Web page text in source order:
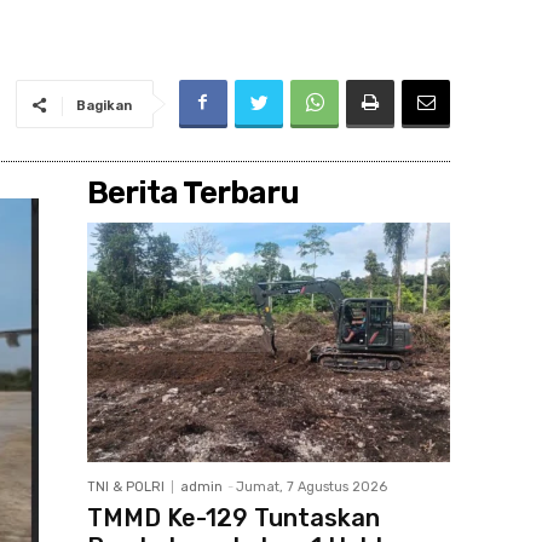
Bagikan
Berita Terbaru
TNI & POLRI admin - Jumat, 7 Agustus 2026
TMMD Ke-129 Tuntaskan